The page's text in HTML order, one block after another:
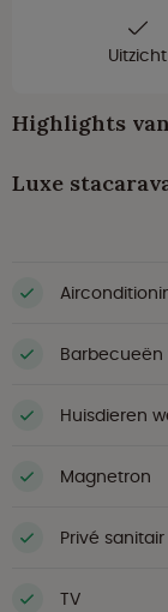
Uitzicht
Highlights
Luxe
Huisdieren
Magnetron
Privé sanitair
TV